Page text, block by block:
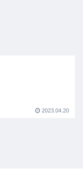
2023.04.20